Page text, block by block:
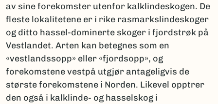
av sine forekomster utenfor kalklindeskogen. De
fleste lokalitetene er i rike rasmarkslindeskoger
og ditto hassel-dominerte skoger i fjordstrøk på
Vestlandet. Arten kan betegnes som en
«vestlandssopp» eller «fjordsopp», og
forekomstene vestpå utgjør antageligvis de
største forekomstene i Norden. Likevel opptrer
den også i kalklinde- og hasselskog i